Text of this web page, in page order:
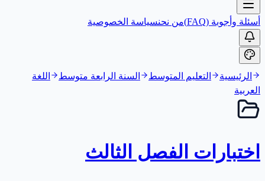
أسئلة وأجوبة (FAQ) من نحنسياسة الخصوصية
الرئيسية التعليم المتوسط السنة الرابعة متوسط
اللغة
العربية
اختبارات الفصل الثالث